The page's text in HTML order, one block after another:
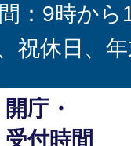
：9時から
祝休日、
開庁・
受付時間